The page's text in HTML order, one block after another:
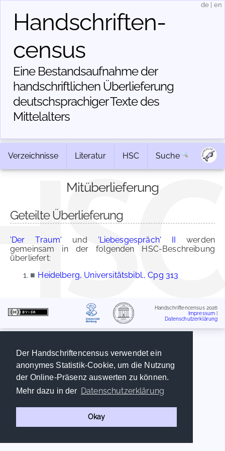
Der Handschriftencensus verwendet ein
anonymes Statistik-Cookie, um die Nutzung
der Online-Präsenz auswerten zu können.
Mehr dazu in der Datenschutzerklärung
Okay
Handschriften­
census
Eine Bestandsaufnahme der
handschriftlichen Über­lieferung
deutschsprachiger Texte des
Mittelalters
de en
Verzeichnisse Literatur HSC Suche
Mitüberlieferung
Geteilte Überlieferung
'Der Traum' und 'Liebesgespräch' II werden
gemeinsam in der folgenden HSC-Beschreibung
überliefert:
■ Heidelberg, Universitätsbibl., Cpg 313
Handschriftencensus 2026
Impressum
Datenschutzerklärung